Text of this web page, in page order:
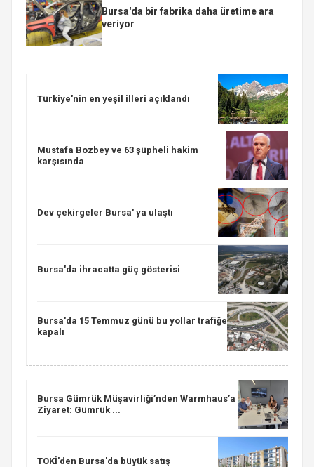
Bursa'da bir fabrika daha üretime ara
veriyor
Türkiye'nin en yeşil illeri açıklandı
Mustafa Bozbey ve 63 şüpheli hakim
karşısında
Dev çekirgeler Bursa' ya ulaştı
Bursa'da ihracatta güç gösterisi
Bursa'da 15 Temmuz günü bu yollar trafiğe
kapalı
Bursa Gümrük Müşavirliği’nden Warmhaus’a
Ziyaret: Gümrük ...
TOKİ'den Bursa'da büyük satış